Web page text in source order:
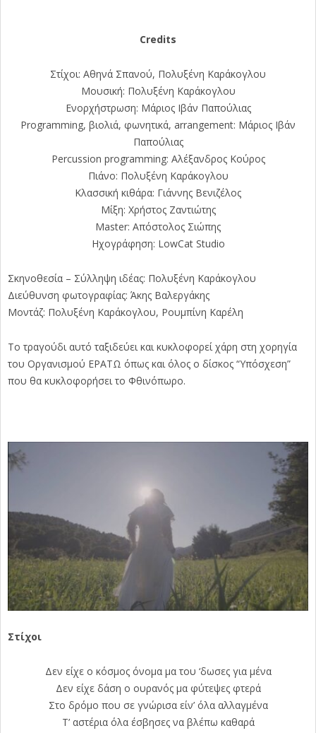
Credits
Στίχοι: Αθηνά Σπανού, Πολυξένη Καράκογλου
Μουσική: Πολυξένη Καράκογλου
Ενορχήστρωση: Μάριος Ιβάν Παπούλιας
Programming, βιολιά, φωνητικά, arrangement: Μάριος Ιβάν
Παπούλιας
Percussion programming: Αλέξανδρος Κούρος
Πιάνο: Πολυξένη Καράκογλου
Κλασσική κιθάρα: Γιάννης Βενιζέλος
Μίξη: Χρήστος Ζαντιώτης
Master: Απόστολος Σιώπης
Ηχογράφηση: LowCat Studio
Σκηνοθεσία – Σύλληψη ιδέας: Πολυξένη Καράκογλου
Διεύθυνση φωτογραφίας: Άκης Βαλεργάκης
Μοντάζ: Πολυξένη Καράκογλου, Ρουμπίνη Καρέλη
Το τραγούδι αυτό ταξιδεύει και κυκλοφορεί χάρη στη χορηγία
του Οργανισμού ΕΡΑΤΩ όπως και όλος ο δίσκος “Υπόσχεση”
που θα κυκλοφορήσει το Φθινόπωρο.
Στίχοι
Δεν είχε ο κόσμος όνομα μα του ‘δωσες για μένα
Δεν είχε δάση ο ουρανός μα φύτεψες φτερά
Στο δρόμο που σε γνώρισα είν’ όλα αλλαγμένα
Τ’ αστέρια όλα έσβησες να βλέπω καθαρά